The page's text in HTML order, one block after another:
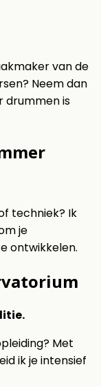
van de
Neem dan
drummen is
techniek? Ik
je
ontwikkelen.
Met
ik je intensief